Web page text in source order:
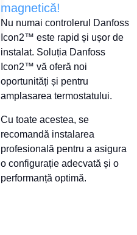
magnetică!
Nu numai controlerul Danfoss
Icon2™ este rapid și ușor de
instalat. Soluția Danfoss
Icon2™ vă oferă noi
oportunități și pentru
amplasarea termostatului.
Cu toate acestea, se
recomandă instalarea
profesională pentru a asigura
o configurație adecvată și o
performanță optimă.